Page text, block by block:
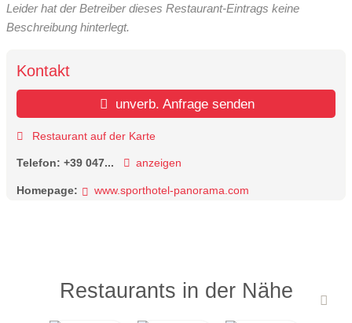
Leider hat der Betreiber dieses Restaurant-Eintrags keine
Beschreibung hinterlegt.
Kontakt
unverb. Anfrage senden
Restaurant auf der Karte
Telefon: +39 047... anzeigen
Homepage: www.sporthotel-panorama.com
Restaurants in der Nähe